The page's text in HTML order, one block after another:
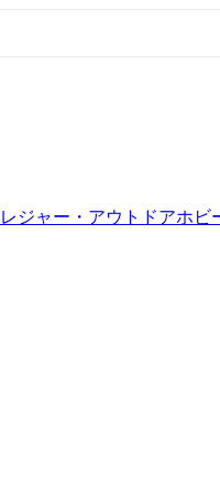
レジャー・アウトドアホビ